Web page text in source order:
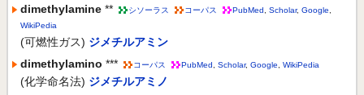
dimethylamine ** シソーラス コーパス PubMed Scholar, Google
WikiPedia
(可燃性ガス) ジメチルアミン
dimethylamino *** コーパス PubMed Scholar, Google WikiPedia
(化学命名法) ジメチルアミノ